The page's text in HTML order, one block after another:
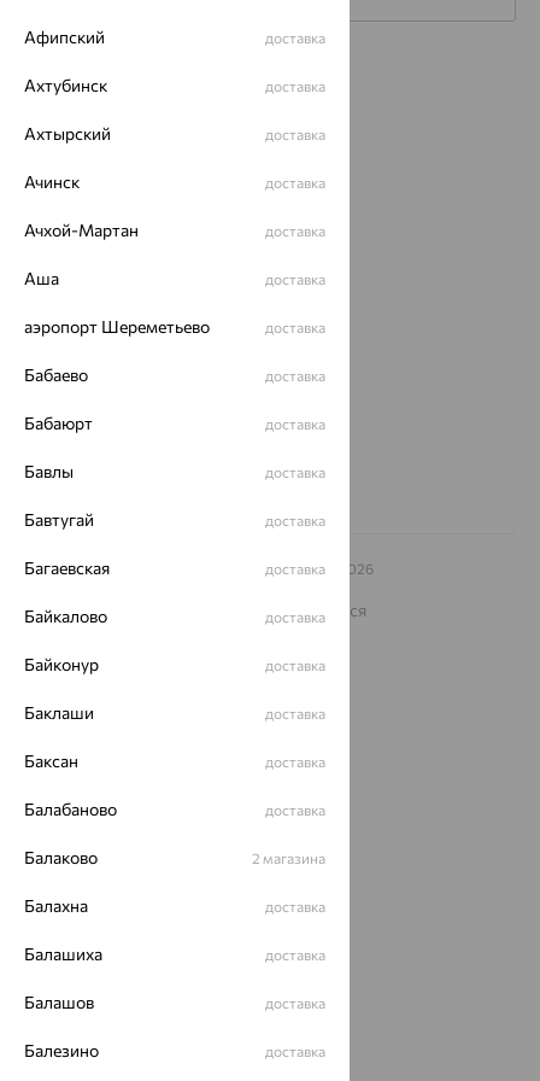
ул. Зегеля, 27/2
Другие города
Заказать звонок
© ООО «Ювелирный дом «Кристалл»,2009 – 2026
На информационном ресурсе применяются
рекомендательные технологии
ОГРН 1044800168379
Разработка сайта —
Афипский доставка
Ахтубинск доставка
Ахтырский доставка
Ачинск доставка
Ачхой-Мартан доставка
Аша доставка
аэропорт Шереметьево доставка
Бабаево доставка
Бабаюрт доставка
Бавлы доставка
Бавтугай доставка
Багаевская доставка
Байкалово доставка
Байконур доставка
Баклаши доставка
Баксан доставка
Балабаново доставка
Балаково 2 магазина
Балахна доставка
Балашиха доставка
Балашов доставка
Балезино доставка